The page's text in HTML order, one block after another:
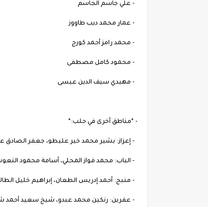
- علي جاسم الجاسم
- عمار محمد ديب طاووز
- محمد رامز أحمد كورج
- محمود كامل مصطفى
- مهيدي سيف الدين عيسى
- *مناطق أخرى في حلب:*
- إعزاز: بشير محمد خير عليطو، جعفر الصادق
- الباب: محمد فواز المحلي، أسامة محمود
- منبج: أحمد إدريس الطعان، إبراهيم خليل
- عفرين: رنكين محمد عبدو، شيخ سعيد أحمد